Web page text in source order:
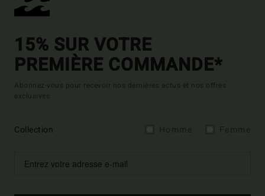
15% SUR VOTRE
PREMIÈRE COMMANDE*
Abonnez-vous pour recevoir nos dernières actus et nos offres
exclusives.
Collection